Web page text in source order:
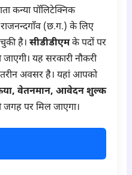
कन्या पॉलिटेक्निक
राजनन्दगाँव (छ.ग.) के लिए
है। सीडीडीएमके पदों पर
यह सरकारी नौकरी
अवसर है। यहां आपको
वेतनमान, आवेदन शुल्क
पर मिल जाएगा।